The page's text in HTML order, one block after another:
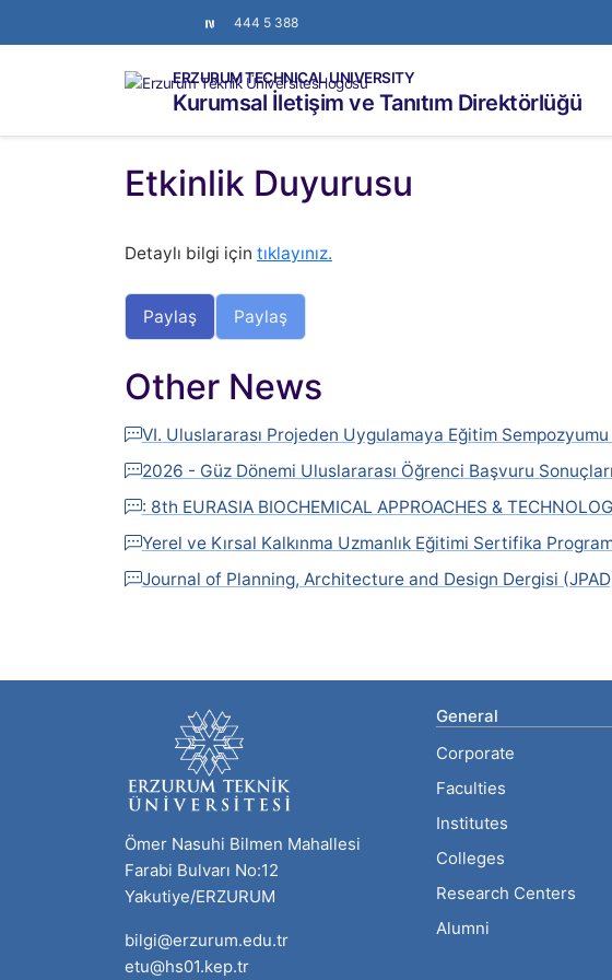
444 5 388
ERZURUM TECHNICAL UNIVERSITY
Kurumsal İletişim ve Tanıtım Direktörlüğü
Etkinlik Duyurusu
Detaylı bilgi için tıklayınız.
Paylaş Paylaş
Other News
VI. Uluslararası Projeden Uygulamaya Eğitim
2026 - Güz Dönemi Uluslararası Öğrenci Başvuru Sonuçları
: 8th EURASIA BIOCHEMICAL APPROACHES &
Yerel ve Kırsal Kalkınma Uzmanlık Eğitimi Sertifika
Journal of Planning, Architecture and Design Dergisi
Ömer Nasuhi Bilmen Mahallesi
Farabi Bulvarı No:12
Yakutiye/ERZURUM
bilgi@erzurum.edu.tr
etu@hs01.kep.tr
General
Corporate
Faculties
Institutes
Colleges
Research Centers
Alumni